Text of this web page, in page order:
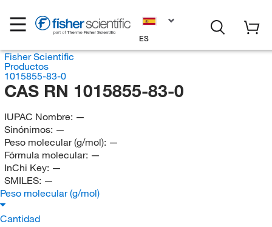
ES
Fisher Scientific
Productos
1015855-83-0
CAS RN 1015855-83-0
IUPAC Nombre: —
Sinónimos: —
Peso molecular (g/mol): —
Fórmula molecular: —
InChi Key: —
SMILES: —
Peso molecular (g/mol)
Cantidad